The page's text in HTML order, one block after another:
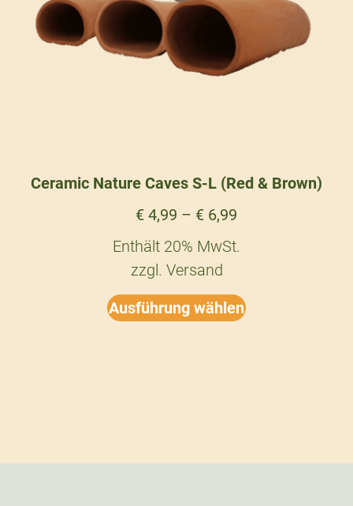
Ceramic Nature Caves S-L (Red & Brown)
€ 4,99 – € 6,99
Enthält 20% MwSt.
zzgl. Versand
Ausführung wählen